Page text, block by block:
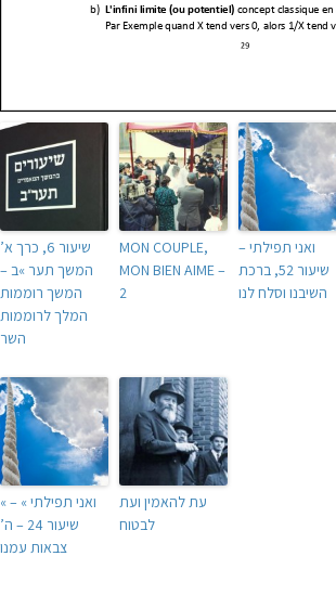
שיעור 6, כרך א’
המשך תער »ב –
המשך רוממות
המלך לרוממות
השר
MON COUPLE,
MON BIEN AIME –
2
ואני תפילתי –
שיעור 52, ברכת
השיבנו וסלח לנו
« ואני תפילתי » –
שיעור 24 – ה’
צבאות עמנו
עת להאמין ועת
לבטוח